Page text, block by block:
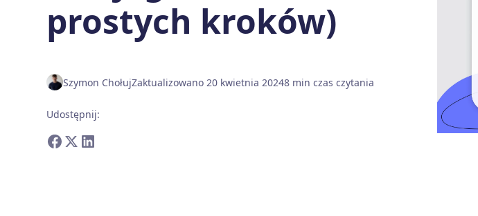
prostych kroków)
Szymon ChołujZaktualizowano 20 kwietnia 20248 min czas czytania
Udostępnij: